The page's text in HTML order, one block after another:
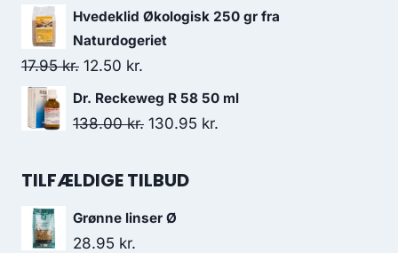
106.00 kr..
oprindelige
pris
99.00 kr..
aktuelle
69.50 kr..
Hvedeklid Økologisk 250 gr fra
Naturdogeriet
17.95kr. Den
oprindelige
pris
17.95 kr..
12.50 kr.
aktuelle
pris
12.50 kr..
Dr. Reckeweg R 58 50 ml
138.00kr. Den
pris
138.00 kr..
130.95 kr.
TILFÆLDIGE TILBUD
Grønne linser Ø
28.95 kr.